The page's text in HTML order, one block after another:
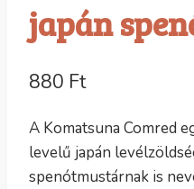
japán
880 Ft
A Komatsuna Comred
levelű japán
spenótmustárnak is